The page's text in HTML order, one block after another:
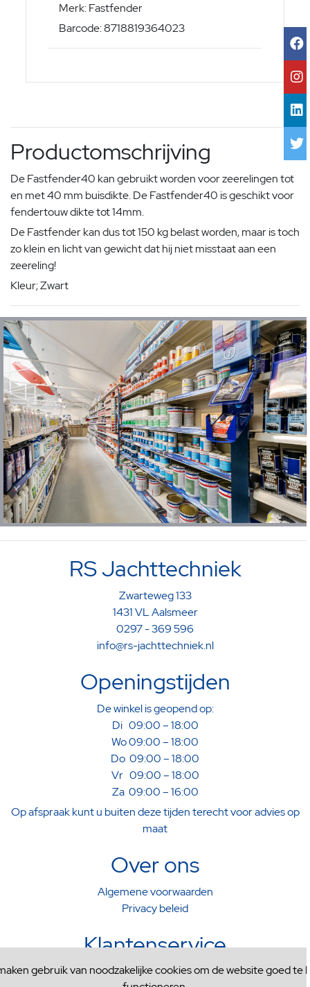
gebruik van noodzakelijke cookies om de website goed te
Merk: Fastfender
Barcode: 8718819364023
Productomschrijving
De Fastfender40 kan gebruikt worden voor zeerelingen tot
en met 40 mm buisdikte. De Fastfender40 is geschikt voor
fendertouw dikte tot 14mm.
De Fastfender kan dus tot 150 kg belast worden, maar is toch
zo klein en licht van gewicht dat hij niet misstaat aan een
zeereling!
Kleur; Zwart
RS Jachttechniek
Zwarteweg 133
1431 VL Aalsmeer
0297 - 369 596
info@rs-jachttechniek.nl
Openingstijden
De winkel is geopend op:
Di 09:00 – 18:00
Wo 09:00 – 18:00
Do 09:00 – 18:00
Vr 09:00 – 18:00
Za 09:00 – 16:00
Op afspraak kunt u buiten deze tijden terecht voor advies op
maat
Over ons
Algemene voorwaarden
Privacy beleid
Klantenservice
Verzenden & Afhalen